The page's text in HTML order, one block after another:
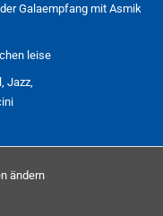
Galaempfang mit Asmik
leise
Jazz,
ändern